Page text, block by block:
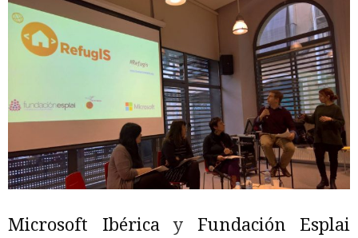
Microsoft Ibéricay Fundación Esplai